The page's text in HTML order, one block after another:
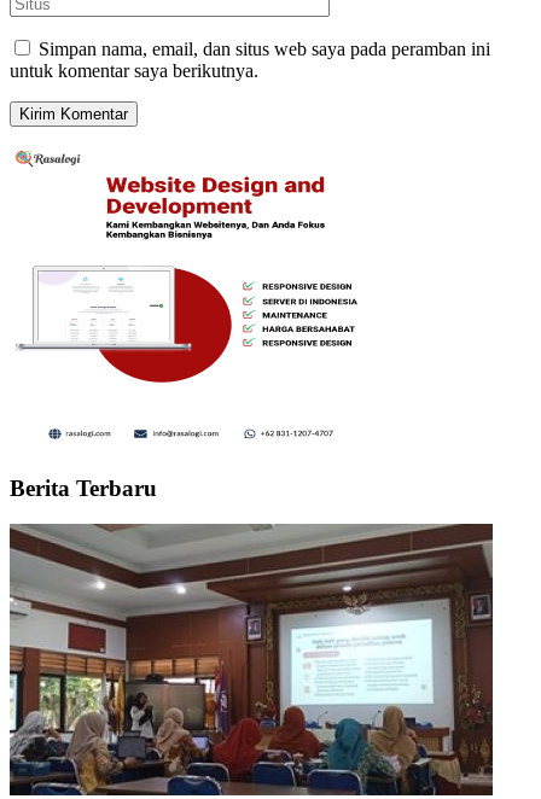
Simpan nama, email, dan situs web saya pada peramban ini
untuk komentar saya berikutnya.
Berita Terbaru